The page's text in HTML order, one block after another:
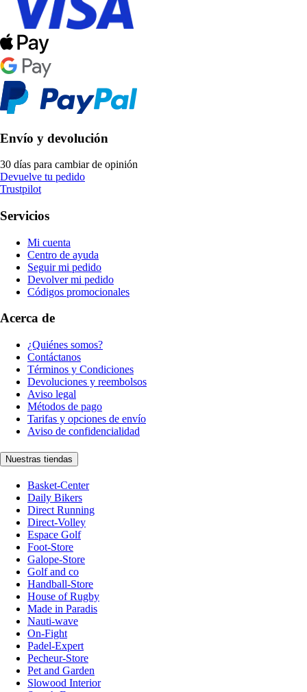
Envío y devolución
30 días para cambiar de opinión
Devuelve tu pedido
Trustpilot
Servicios
Mi cuenta
Centro de ayuda
Seguir mi pedido
Devolver mi pedido
Códigos promocionales
Acerca de
¿Quiénes somos?
Contáctanos
Términos y Condiciones
Devoluciones y reembolsos
Aviso legal
Métodos de pago
Tarifas y opciones de envío
Aviso de confidencialidad
Nuestras tiendas
Basket-Center
Daily Bikers
Direct Running
Direct-Volley
Espace Golf
Foot-Store
Galope-Store
Golf and co
Handball-Store
House of Rugby
Made in Paradis
Nauti-wave
On-Fight
Padel-Expert
Pecheur-Store
Pet and Garden
Slowood Interior